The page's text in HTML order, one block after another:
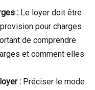
: Le loyer doit être
pour charges
de comprendre
et comment elles
: Préciser le mode